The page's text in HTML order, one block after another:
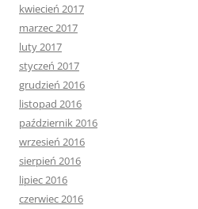
kwiecień 2017
marzec 2017
luty 2017
styczeń 2017
grudzień 2016
listopad 2016
październik 2016
wrzesień 2016
sierpień 2016
lipiec 2016
czerwiec 2016